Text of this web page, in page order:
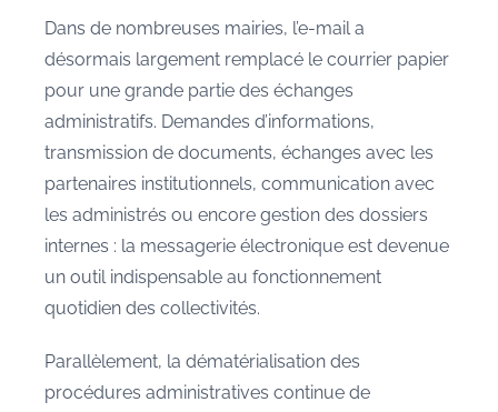
Dans de nombreuses mairies, l’e-mail a
désormais largement remplacé le courrier papier
pour une grande partie des échanges
administratifs. Demandes d’informations,
transmission de documents, échanges avec les
partenaires institutionnels, communication avec
les administrés ou encore gestion des dossiers
internes : la messagerie électronique est devenue
un outil indispensable au fonctionnement
quotidien des collectivités.
Parallèlement, la dématérialisation des
procédures administratives continue de